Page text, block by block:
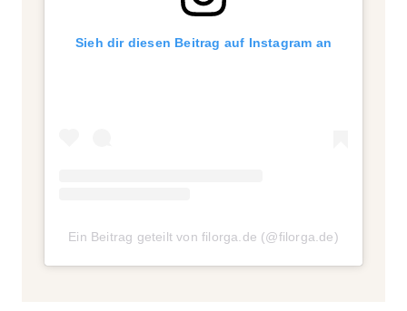
Sieh dir diesen Beitrag auf Instagram an
Ein Beitrag geteilt von filorga.de (@filorga.de)